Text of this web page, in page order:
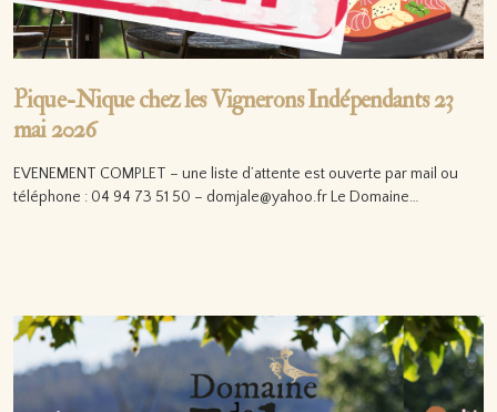
Pique-Nique chez les Vignerons Indépendants 23
mai 2026
EVENEMENT COMPLET – une liste d’attente est ouverte par mail ou
téléphone : 04 94 73 51 50 – domjale@yahoo.fr Le Domaine…